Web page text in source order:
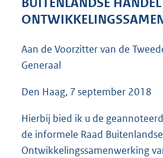
:
4
b
Aan de Voorzitter van de
Generaal
Den Haag, 7 september 2018
Hierbij bied ik u de
de informele Raad
Ontwikkelingssamenwerking